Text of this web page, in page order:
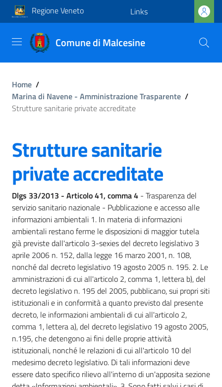
Regione Veneto Links
Comune di Malcesine
Home /
Marina di Navene - Amministrazione Trasparente /
Strutture sanitarie private accreditate
Strutture sanitarie
private accreditate
Dlgs 33/2013 - Articolo 41, comma 4 - Trasparenza del
servizio sanitario nazionale - Pubblicazione e accesso alle
informazioni ambientali 1. In materia di informazioni
ambientali restano ferme le disposizioni di maggior tutela
già previste dall'articolo 3-sexies del decreto legislativo 3
aprile 2006 n. 152, dalla legge 16 marzo 2001, n. 108,
nonché dal decreto legislativo 19 agosto 2005 n. 195. 2. Le
amministrazioni di cui all'articolo 2, comma 1, lettera b), del
decreto legislativo n. 195 del 2005, pubblicano, sui propri siti
istituzionali e in conformità a quanto previsto dal presente
decreto, le informazioni ambientali di cui all'articolo 2,
comma 1, lettera a), del decreto legislativo 19 agosto 2005,
n.195, che detengono ai fini delle proprie attività
istituzionali, nonché le relazioni di cui all'articolo 10 del
medesimo decreto legislativo. Di tali informazioni deve
essere dato specifico rilievo all'interno di un'apposita sezione